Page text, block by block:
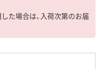
た場合は、入荷次第のお届